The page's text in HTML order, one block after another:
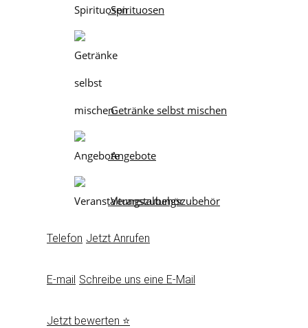
Spirituosen
Getränke selbst mischen
Angebote
Veranstaltungszubehör
Telefon Jetzt Anrufen
E-mail Schreibe uns eine E-Mail
Jetzt bewerten ⭐